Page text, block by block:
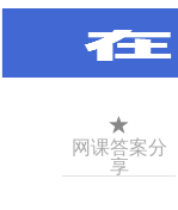
网课答案分
享